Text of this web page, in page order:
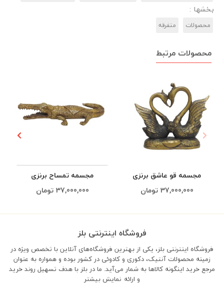
بخشها :
محصولات متفرقه
محصولات مرتبط
مجسمه قو عاشق برنزی
37,000,000 تومان
مجسمه تمساح برنزی
37,000,000 تومان
فروشگاه اینترنتی بلز
فروشگاه اینترنتی بلز، یکی از بهترین فروشگاه‌های آنلاین با تخصص ویژه در
زمینه محصولات آنتیک، دکوری و کادوئی در کشور بوده و همواره به عنوان
مرجع خرید اینگونه کالاها به شمار می‌آید. ما در بلز با هدف تسهیل روند خرید
و ارائه نمایش بیشتر